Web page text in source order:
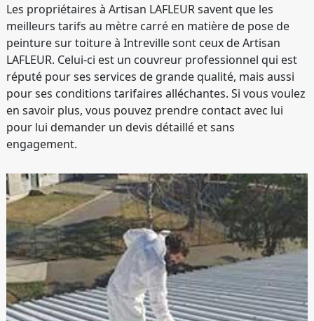
Les propriétaires à Artisan LAFLEUR savent que les
meilleurs tarifs au mètre carré en matière de pose de
peinture sur toiture à Intreville sont ceux de Artisan
LAFLEUR. Celui-ci est un couvreur professionnel qui est
réputé pour ses services de grande qualité, mais aussi
pour ses conditions tarifaires alléchantes. Si vous voulez
en savoir plus, vous pouvez prendre contact avec lui
pour lui demander un devis détaillé et sans
engagement.